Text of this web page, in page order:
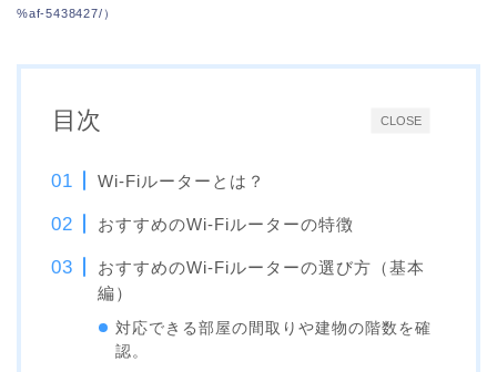
%af-5438427/）
CLOSE
目次
Wi-Fiルーターとは？
おすすめのWi-Fiルーターの特徴
おすすめのWi-Fiルーターの選び方（基本
編）
対応できる部屋の間取りや建物の階数を確
認。